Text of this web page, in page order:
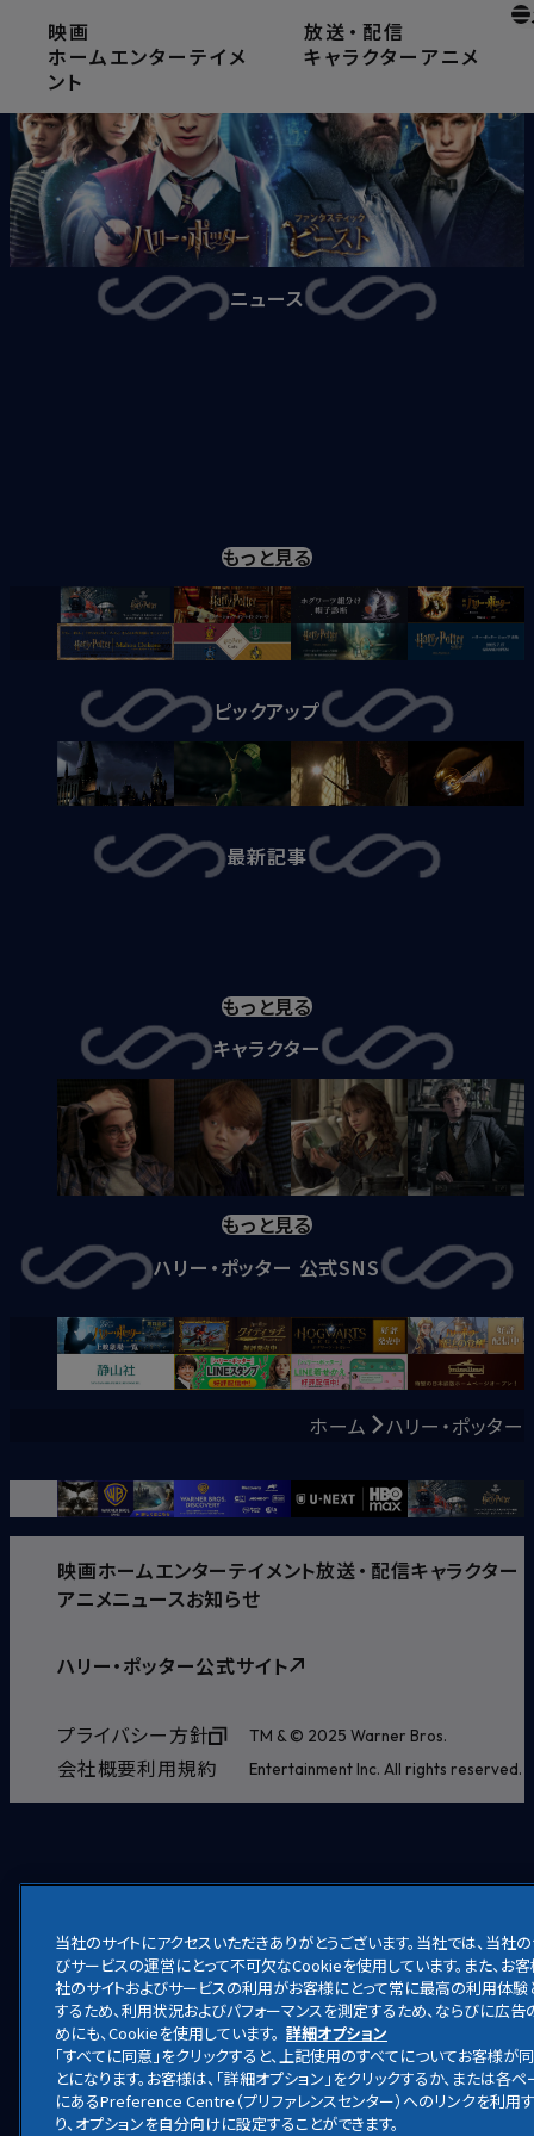
映画
ホームエンターテイメ
ント
放送 ・ 配信
キャラクター アニメ
ニュース
もっと見る
ピックアップ
最新記事
もっと見る
キャラクター
もっと見る
ハリー・ポッター 公式SNS
ホーム ハリー・ポッター
映画ホームエンターテイメント放送・ 配信キャラクター
アニメニュースお知らせ
ハリー・ポッター公式サイト
プライバシー方針
会社概要利用規約
TM & © 2025 Warner Bros.
Entertainment Inc. All rights reserved.
当社のサイトにアクセスいただきありがとうございます。当社では、当社の
びサービスの運営にとって不可欠なCookieを使用しています。また、お
社のサイトおよびサービスの利用がお客様にとって常に最高の利用体験
するため、利用状況およびパフォーマンスを測定するため、ならびに広
めにも、Cookieを使用しています。 詳細オプション
「すべてに同意」をクリックすると、上記使用のすべてについてお客様が
とになります。お客様は、「詳細オプション」をクリックするか、または各
にあるPreference Centre（プリファレンスセンター）へのリンクを利用
り、オプションを自分向けに設定することができます。